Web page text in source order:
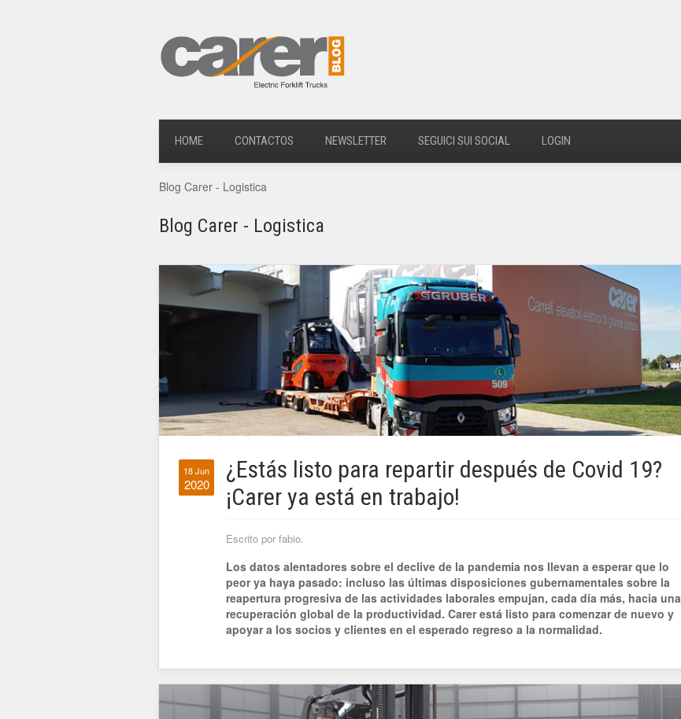
HOME CONTACTOS NEWSLETTER SEGUICI SUI SOCIAL LOGIN
Blog Carer - Logistica
Blog Carer - Logistica
18 Jun
2020
¿Estás listo para repartir después de Covid 19?
¡Carer ya está en trabajo!
Escrito por fabio.
Los datos alentadores sobre el declive de la pandemia nos llevan a esperar que lo
peor ya haya pasado: incluso las últimas disposiciones gubernamentales sobre la
reapertura progresiva de las actividades laborales empujan, cada día más, hacia una
recuperación global de la productividad. Carer está listo para comenzar de nuevo y
apoyar a los socios y clientes en el esperado regreso a la normalidad.